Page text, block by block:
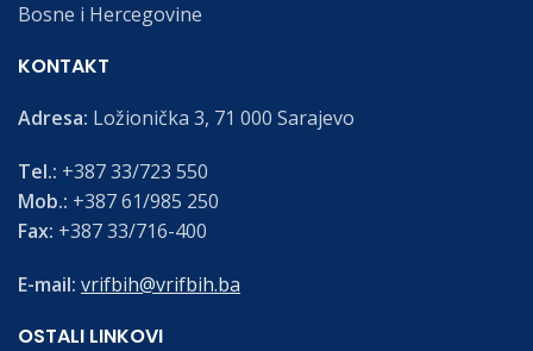
Bosne i Hercegovine
KONTAKT
Adresa: Ložionička 3, 71 000 Sarajevo
Tel.: +387 33/723 550
Mob.: +387 61/985 250
Fax: +387 33/716-400
E-mail: vrifbih@vrifbih.ba
OSTALI LINKOVI